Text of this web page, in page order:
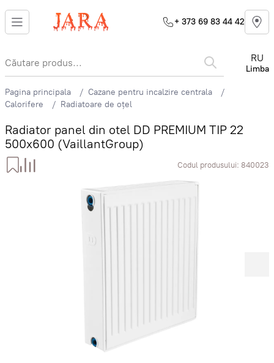
+ 373 69 83 44 42
RU
Limba
Pagina principala
Cazane pentru incalzire centrala
Calorifere
Radiatoare de oțel
Radiator panel din otel DD PREMIUM TIP 22
500x600 (VaillantGroup)
Codul produsului: 840023